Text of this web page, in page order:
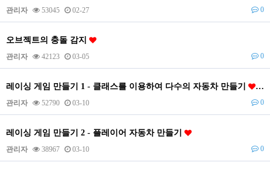
관리자 53045 02-27 0
오브젝트의 충돌 감지
관리자 42123 03-05 0
레이싱 게임 만들기 1 - 클래스를 이용하여 다수의 자동차 만들기
관리자 52790 03-10 0
레이싱 게임 만들기 2 - 플레이어 자동차 만들기
관리자 38967 03-10 0